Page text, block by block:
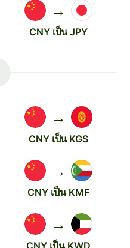
→
CNY เป็น JPY
→
CNY เป็น KGS
→
CNY เป็น KMF
→
CNY เป็น KWD